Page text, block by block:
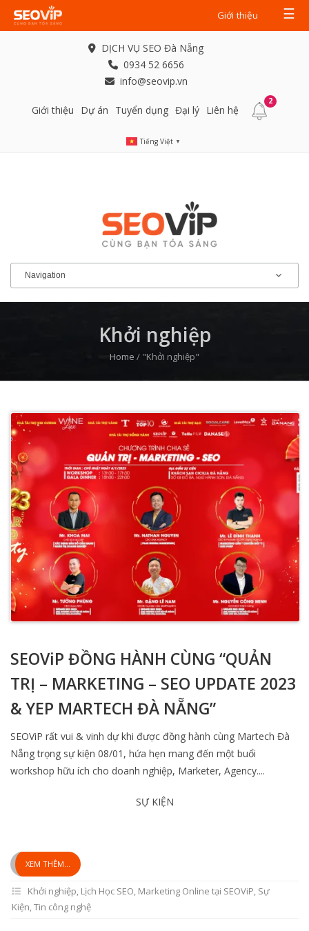
Giới thiệu ☰
DỊCH VỤ SEO Đà Nẵng
0934 52 6656
info@seovip.vn
Giới thiệu Dự án Tuyển dụng Đại lý Liên hệ
2
Tiếng Việt ▼
Khởi nghiệp
Home / "Khởi nghiệp"
SEOViP ĐỒNG HÀNH CÙNG “QUẢN
TRỊ – MARKETING – SEO UPDATE 2023
& YEP MARTECH ĐÀ NẴNG”
SEOViP rất vui & vinh dự khi được đồng hành cùng Martech Đà
Nẵng trọng sự kiện 08/01, hứa hẹn mang đến một buổi
workshop hữu ích cho doanh nghiệp, Marketer, Agency....
SỰ KIỆN
XEM THÊM...
Khởi nghiệp, Lịch Học SEO, Marketing Online tại SEOViP, Sự
Kiện,Tin công nghệ